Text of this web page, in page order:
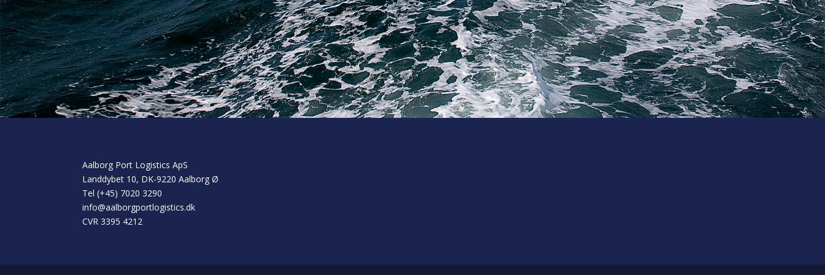
Aalborg Port Logistics ApS
Landdybet 10, DK-9220 Aalborg Ø
Tel (+45) 7020 3290
info@aalborgportlogistics.dk
CVR 3395 4212